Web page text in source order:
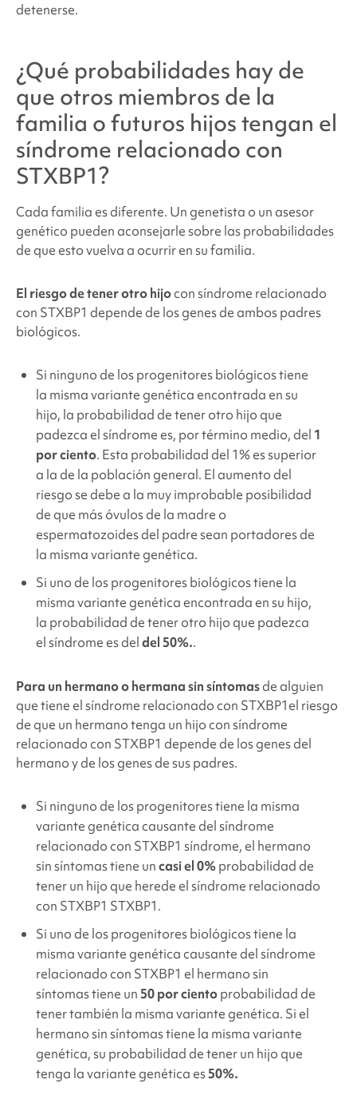
detenerse.
¿Qué probabilidades hay de
que otros miembros de la
familia o futuros hijos tengan el
síndrome relacionado con
STXBP1?
Cada familia es diferente. Un genetista o un asesor
genético pueden aconsejarle sobre las probabilidades
de que esto vuelva a ocurrir en su familia.
El riesgo de tener otro hijocon síndrome relacionado
con STXBP1 depende de los genes de ambos padres
biológicos.
Si ninguno de los progenitores biológicos tiene
la misma variante genética encontrada en su
hijo, la probabilidad de tener otro hijo que
padezca el síndrome es, por término medio, del 1
por ciento. Esta probabilidad del 1% es superior
a la de la población general. El aumento del
riesgo se debe a la muy improbable posibilidad
de que más óvulos de la madre o
espermatozoides del padre sean portadores de
la misma variante genética.
Si uno de los progenitores biológicos tiene la
misma variante genética encontrada en su hijo,
la probabilidad de tener otro hijo que padezca
el síndrome es deldel 50%..
Para un hermano o hermana sin síntomasde alguien
que tieneel síndrome relacionado con STXBP1el riesgo
de que un hermano tenga un hijo con síndrome
relacionado con STXBP1 depende de los genes del
hermano y de los genes de sus padres.
Si ninguno de los progenitores tiene la misma
variante genética causante del síndrome
relacionado con STXBP1 síndrome, el hermano
sin síntomas tiene uncasi el 0%probabilidad de
tener un hijo que herede el síndrome relacionado
con STXBP1 STXBP1.
Si uno de los progenitores biológicos tiene la
misma variante genética causante del síndrome
relacionado con STXBP1 el hermano sin
síntomas tiene un 50 por cientoprobabilidad de
tener también la misma variante genética. Si el
hermano sin síntomas tiene la misma variante
genética, su probabilidad de tener un hijo que
tenga la variante genética es50%.